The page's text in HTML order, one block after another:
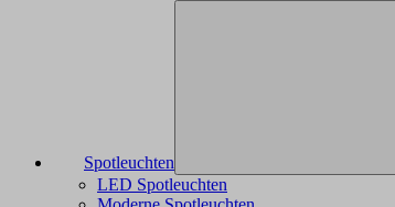
Spotleuchten
LED Spotleuchten